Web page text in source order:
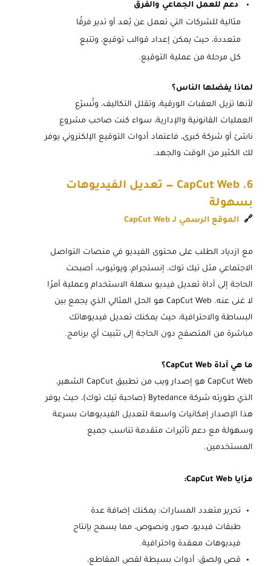
دعم للعمل الجماعي والفرق
مثالية للشركات التي تعمل عن بُعد أو تدير فرقًا
متعددة، حيث يمكن إعداد قوالب توقيع، وتتبع
كل مرحلة من عملية التوقيع.
لماذا يفضلها الناس؟
لأنها تزيل العقبات الورقية، وتقلل التكاليف، وتُسرّع
العمليات القانونية والإدارية، سواء كنت صاحب مشروع
ناشئ أو شركة كبرى، فاعتماد أدوات التوقيع الإلكتروني يوفر
لك الكثير من الوقت والجهد.
6. CapCut Web — تعديل الفيديوهات
بسهولة
🔗 الموقع الرسمي لـ CapCut Web
مع ازدياد الطلب على محتوى الفيديو في منصات التواصل
الاجتماعي مثل تيك توك، إنستجرام، ويوتيوب، أصبحت
الحاجة إلى أداة تعديل فيديو سهلة الاستخدام وعملية أمرًا
لا غنى عنه. CapCut Web هو الحل المثالي الذي يجمع بين
البساطة والاحترافية، حيث يمكنك تعديل فيديوهاتك
مباشرة من المتصفح دون الحاجة إلى تثبيت أي برنامج.
ما هي آداة CapCut Web؟
CapCut Web هو إصدار ويب من تطبيق CapCut الشهير،
الذي طورته شركة Bytedance (صاحبة تيك توك)، حيث يوفر
هذا الإصدار إمكانيات واسعة لتعديل الفيديوهات بسرعة
وسهولة مع دعم تأثيرات متقدمة تناسب جميع
المستخدمين.
مزايا CapCut Web:
تحرير متعدد المسارات: يمكنك إضافة عدة
طبقات فيديو، صور، ونصوص، مما يسمح بإنتاج
فيديوهات معقدة واحترافية.
قص ولصق: أدوات بسيطة لقص المقاطع،